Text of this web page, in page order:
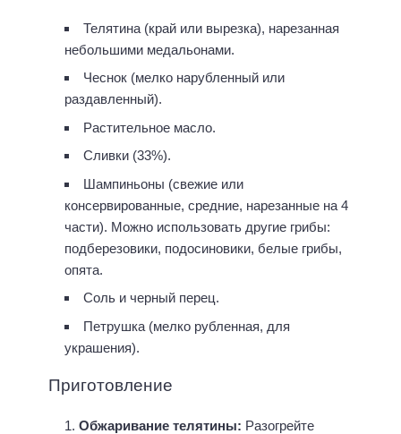
Телятина (край или вырезка), нарезанная
небольшими медальонами.
Чеснок (мелко нарубленный или
раздавленный).
Растительное масло.
Сливки (33%).
Шампиньоны (свежие или
консервированные, средние, нарезанные на 4
части). Можно использовать другие грибы:
подберезовики, подосиновики, белые грибы,
опята.
Соль и черный перец.
Петрушка (мелко рубленная, для
украшения).
Приготовление
Обжаривание телятины: Разогрейте